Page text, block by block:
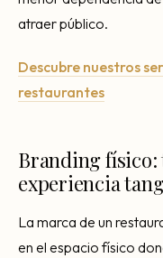
atraer público.
Descubre nuestros
restaurantes
Branding físico:
experiencia
La marca de un
en el espacio físico